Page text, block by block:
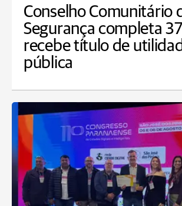
Conselho Comunitário
Segurança completa
recebe título de
pública